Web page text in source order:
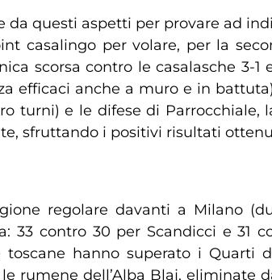
questi aspetti per provare ad
casalingo per volare, per la
scorsa contro le casalasche 3-1
efficaci anche a muro e in
turni) e le difese di
sfruttando i positivi risultati
regolare davanti a Milano
contro 30 per Scandicci e 31
hanno superato i Quarti
rumene dell’Alba Blaj, eliminate